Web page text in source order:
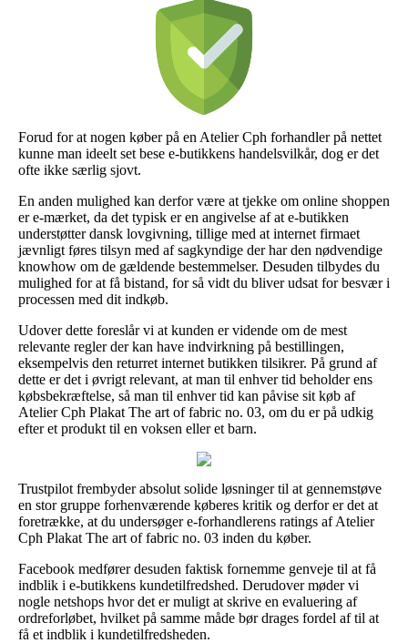
Forud for at nogen køber på en Atelier Cph forhandler på nettet
kunne man ideelt set bese e-butikkens handelsvilkår, dog er det
ofte ikke særlig sjovt.
En anden mulighed kan derfor være at tjekke om online shoppen
er e-mærket, da det typisk er en angivelse af at e-butikken
understøtter dansk lovgivning, tillige med at internet firmaet
jævnligt føres tilsyn med af sagkyndige der har den nødvendige
knowhow om de gældende bestemmelser. Desuden tilbydes du
mulighed for at få bistand, for så vidt du bliver udsat for besvær i
processen med dit indkøb.
Udover dette foreslår vi at kunden er vidende om de mest
relevante regler der kan have indvirkning på bestillingen,
eksempelvis den returret internet butikken tilsikrer. På grund af
dette er det i øvrigt relevant, at man til enhver tid beholder ens
købsbekræftelse, så man til enhver tid kan påvise sit køb af
Atelier Cph Plakat The art of fabric no. 03, om du er på udkig
efter et produkt til en voksen eller et barn.
Trustpilot frembyder absolut solide løsninger til at gennemstøve
en stor gruppe forhenværende køberes kritik og derfor er det at
foretrække, at du undersøger e-forhandlerens ratings af Atelier
Cph Plakat The art of fabric no. 03 inden du køber.
Facebook medfører desuden faktisk fornemme genveje til at få
indblik i e-butikkens kundetilfredshed. Derudover møder vi
nogle netshops hvor det er muligt at skrive en evaluering af
ordreforløbet, hvilket på samme måde bør drages fordel af til at
få et indblik i kundetilfredsheden.